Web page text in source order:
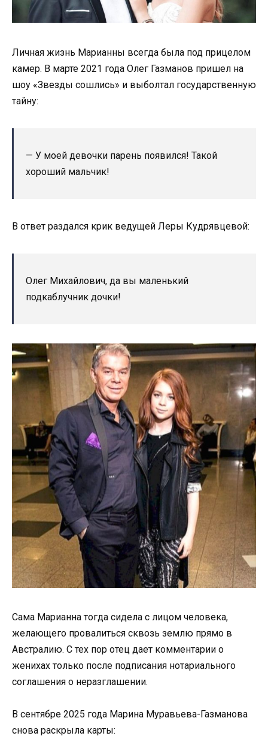
Личная жизнь Марианны всегда была под прицелом
камер. В марте 2021 года Олег Газманов пришел на
шоу «Звезды сошлись» и выболтал государственную
тайну:
— У моей девочки парень появился! Такой
хороший мальчик!
В ответ раздался крик ведущей Леры Кудрявцевой:
Олег Михайлович, да вы маленький
подкаблучник дочки!
Сама Марианна тогда сидела с лицом человека,
желающего провалиться сквозь землю прямо в
Австралию. С тех пор отец дает комментарии о
женихах только после подписания нотариального
соглашения о неразглашении.
В сентябре 2025 года Марина Муравьева-Газманова
снова раскрыла карты: